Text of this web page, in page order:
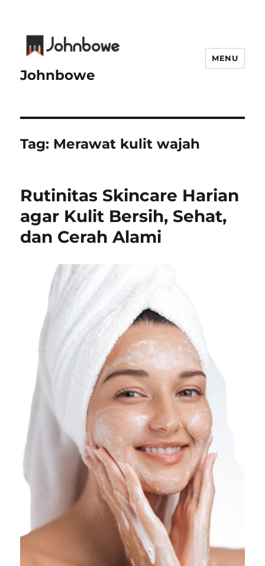
Johnbowe
MENU
Tag: Merawat kulit wajah
Rutinitas Skincare Harian
agar Kulit Bersih, Sehat,
dan Cerah Alami